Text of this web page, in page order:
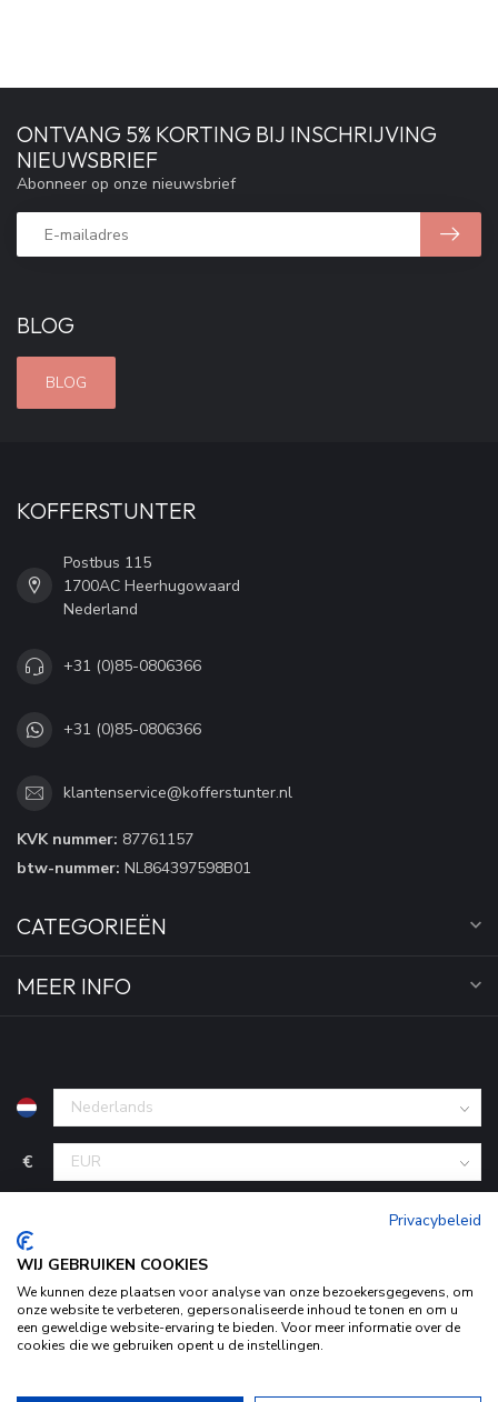
BLOG
BLOG
ONTVANG 5% KORTING BIJ INSCHRIJVING
NIEUWSBRIEF
Abonneer op onze nieuwsbrief
KOFFERSTUNTER
Postbus 115
1700AC Heerhugowaard
Nederland
+31 (0)85-0806366
+31 (0)85-0806366
klantenservice@kofferstunter.nl
KVK nummer: 87761157
btw-nummer: NL864397598B01
CATEGORIEËN
MEER INFO
€
Privacybeleid
WIJ GEBRUIKEN COOKIES
We kunnen deze plaatsen voor analyse van onze bezoekersgegevens, om
onze website te verbeteren, gepersonaliseerde inhoud te tonen en om u
een geweldige website-ervaring te bieden. Voor meer informatie over de
cookies die we gebruiken opent u de instellingen.